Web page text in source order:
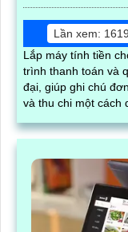
Lần xem:
Lắp máy tính tiền
trình thanh toán và quản lý
đại, giúp ghi chú
và thu chi một cách